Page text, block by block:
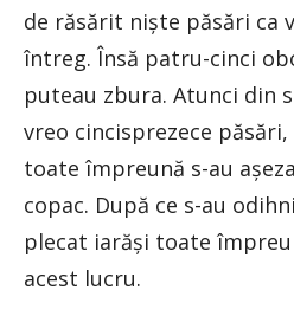
de răsărit niște păsări ca
întreg. Însă patru-cinci
puteau zbura. Atunci din
vreo cincisprezece
toate împreună s-au
copac. După ce s-au
plecat iarăși toate
acest lucru.